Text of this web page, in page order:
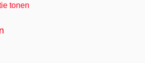
tonen